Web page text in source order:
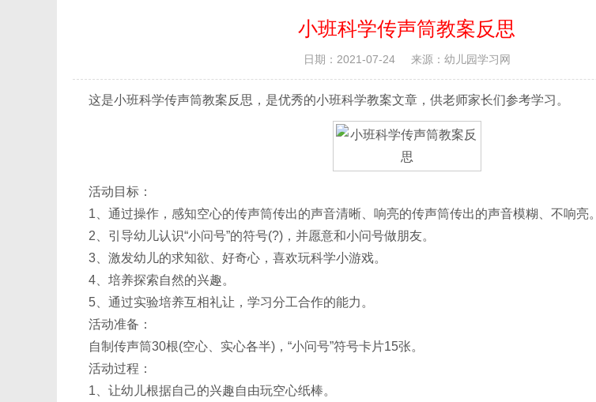
小班科学传声筒教案反思
日期：2021-07-24 来源：幼儿园学习网
这是小班科学传声筒教案反思，是优秀的小班科学教案文章，供老师家长们参考学习。
活动目标：
1、通过操作，感知空心的传声筒传出的声音清晰、响亮的传声筒传出的声音模糊、不响亮。
2、引导幼儿认识“小问号”的符号(?)，并愿意和小问号做朋友。
3、激发幼儿的求知欲、好奇心，喜欢玩科学小游戏。
4、培养探索自然的兴趣。
5、通过实验培养互相礼让，学习分工合作的能力。
活动准备：
自制传声筒30根(空心、实心各半)，“小问号”符号卡片15张。
活动过程：
1、让幼儿根据自己的兴趣自由玩空心纸棒。